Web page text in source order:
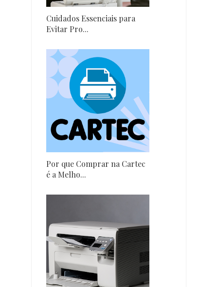
Cuidados Essenciais para
Evitar Pro...
Por que Comprar na Cartec
é a Melho...